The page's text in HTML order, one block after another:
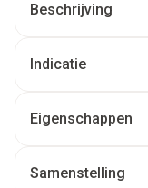
Beschrijving
Indicatie
Eigenschappen
Samenstelling